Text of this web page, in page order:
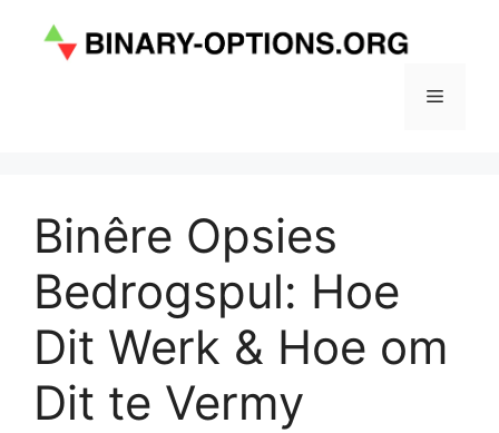
Menu
Binêre Opsies
Bedrogspul: Hoe
Dit Werk & Hoe om
Dit te Vermy